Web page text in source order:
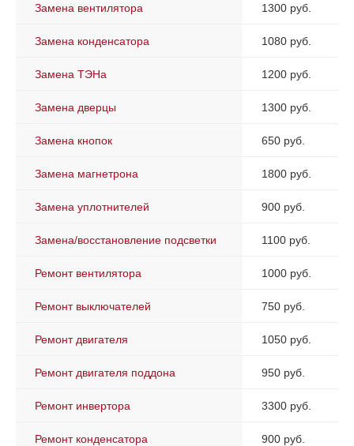
Замена вентилятора 1300 руб.
Замена конденсатора 1080 руб.
Замена ТЭНа 1200 руб.
Замена дверцы 1300 руб.
Замена кнопок 650 руб.
Замена магнетрона 1800 руб.
Замена уплотнителей 900 руб.
Замена/восстановление подсветки 1100 руб.
Ремонт вентилятора 1000 руб.
Ремонт выключателей 750 руб.
Ремонт двигателя 1050 руб.
Ремонт двигателя поддона 950 руб.
Ремонт инвертора 3300 руб.
Ремонт конденсатора 900 руб.